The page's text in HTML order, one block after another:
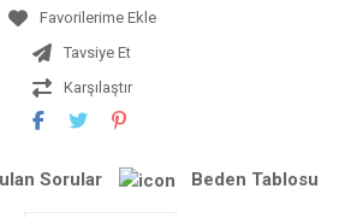
Tavsiye Et
Karşılaştır
Sorular Beden Tablosu